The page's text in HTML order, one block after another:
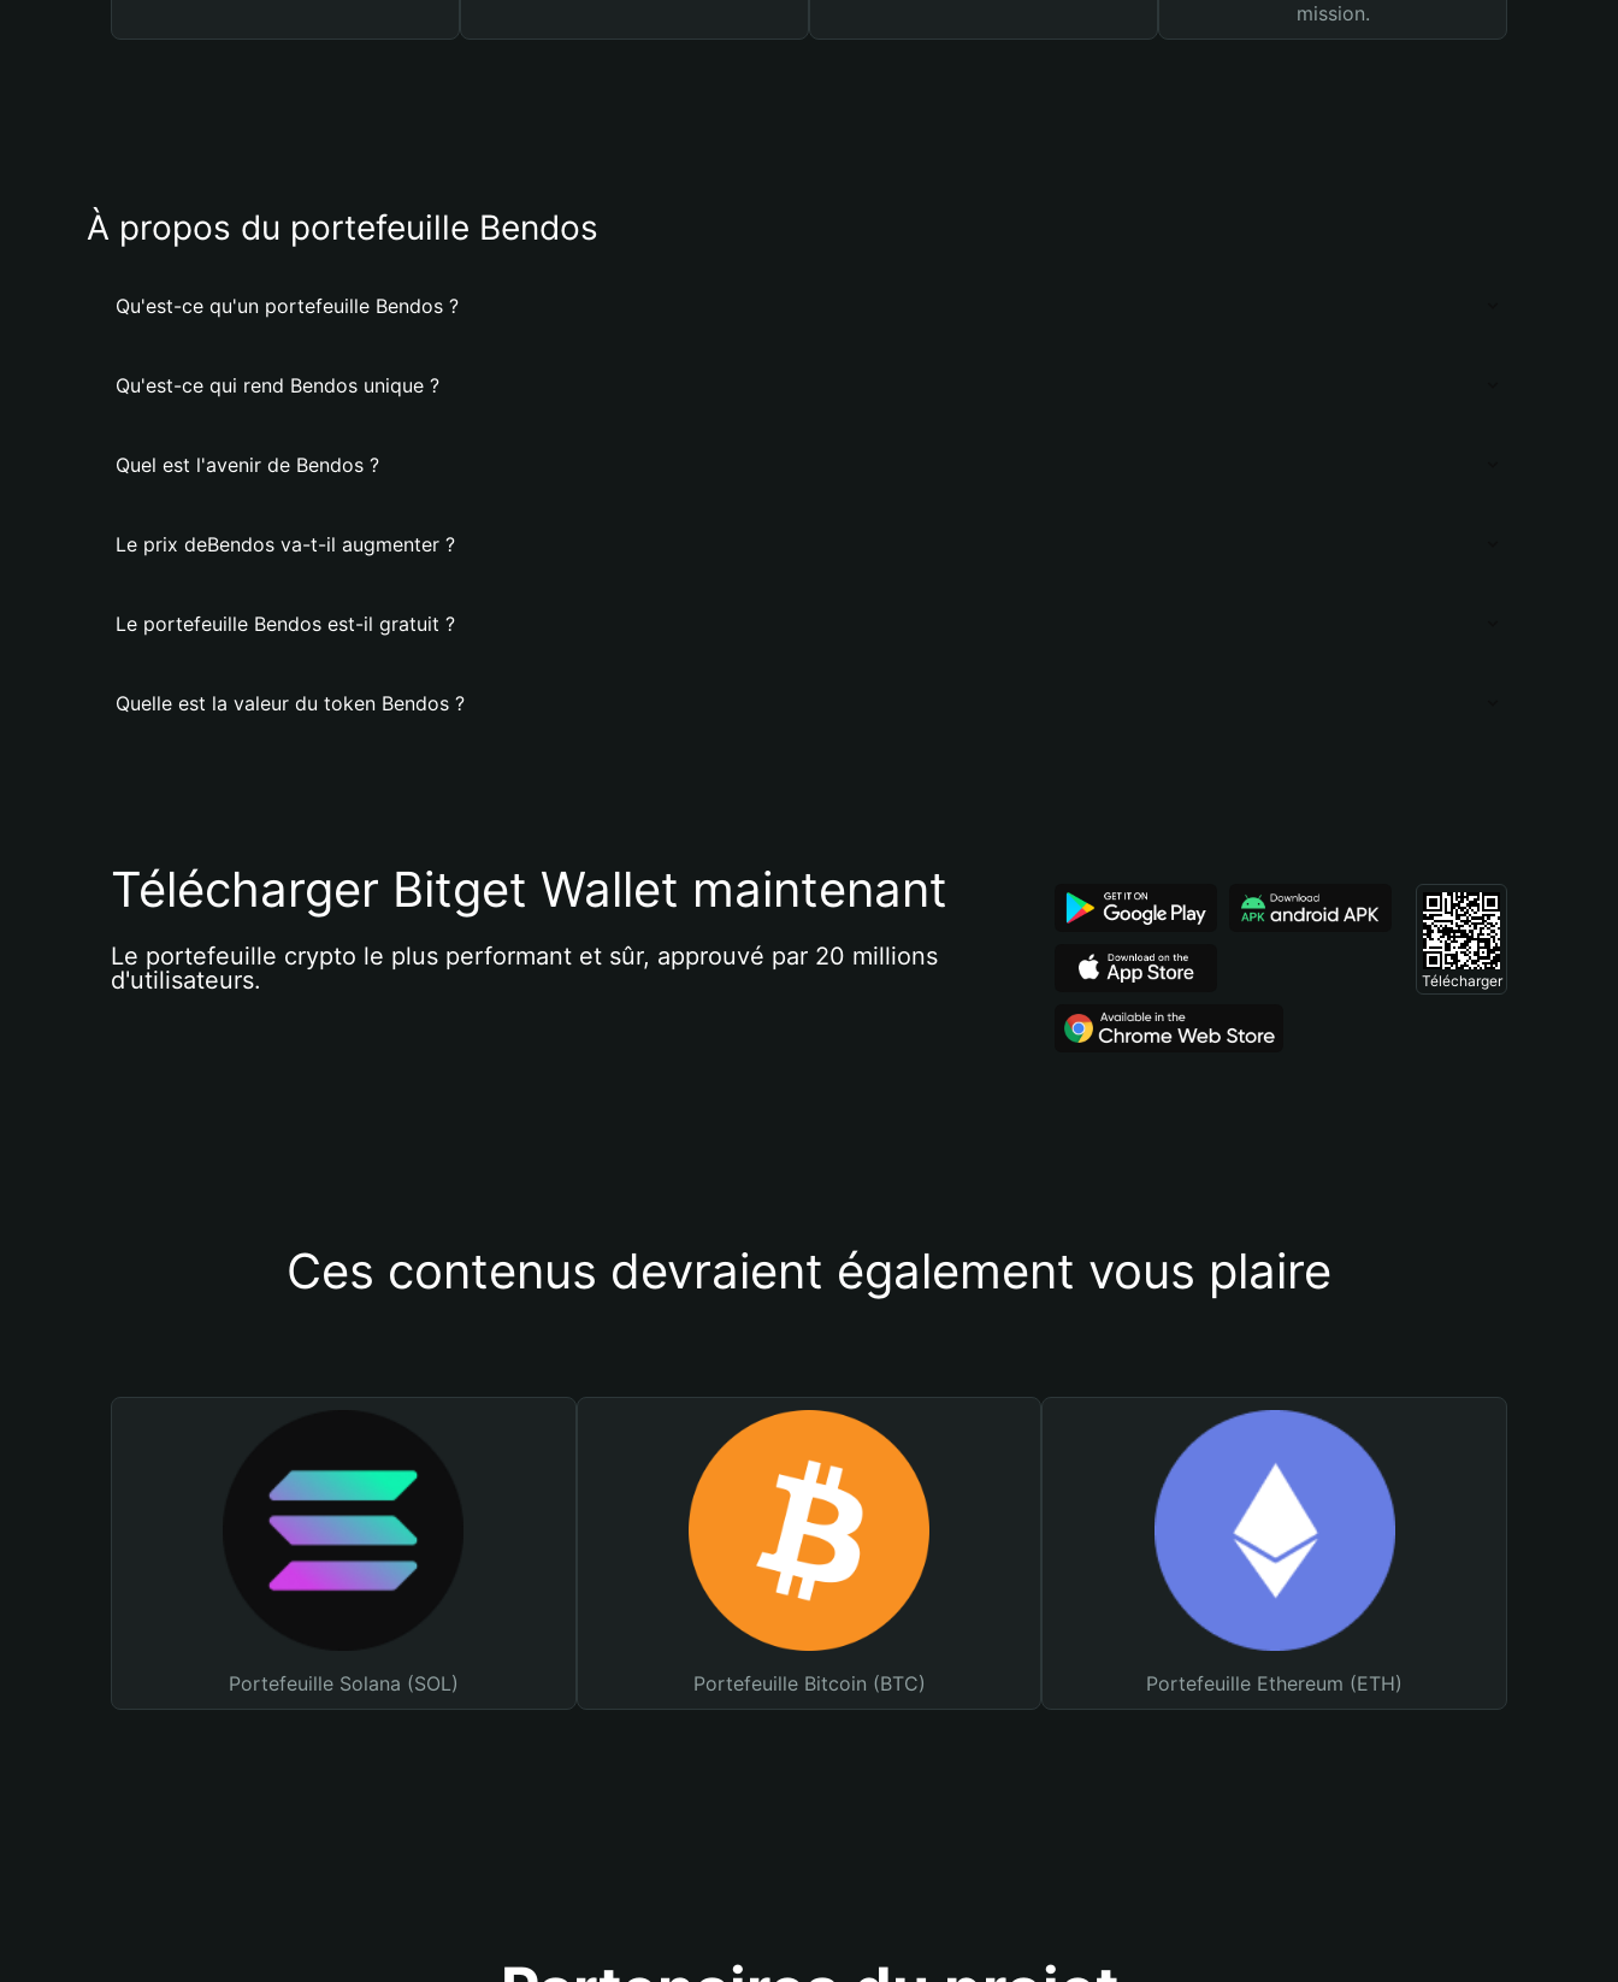
mission.
À propos du portefeuille Bendos
Qu'est-ce qu'un portefeuille Bendos ?
Qu'est-ce qui rend Bendos unique ?
Quel est l'avenir de Bendos ?
Le prix deBendos va-t-il augmenter ?
Le portefeuille Bendos est-il gratuit ?
Quelle est la valeur du token Bendos ?
Télécharger Bitget Wallet maintenant
Le portefeuille crypto le plus performant et sûr, approuvé par 20 millions
d'utilisateurs.
Télécharger
Ces contenus devraient également vous plaire
Portefeuille Solana (SOL) Portefeuille Bitcoin (BTC) Portefeuille Ethereum (ETH)